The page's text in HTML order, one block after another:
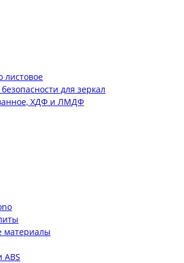
листовое
для зеркал
ХДФ и ЛМДФ
материалы
ABS